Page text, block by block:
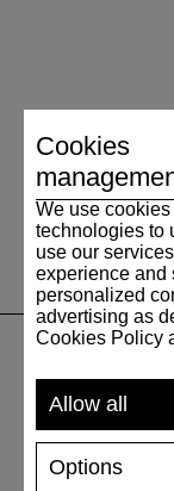
Cookies
We use
technologies to
use our
experience and
personalized
advertising as
Cookies Policy
Allow all
Options